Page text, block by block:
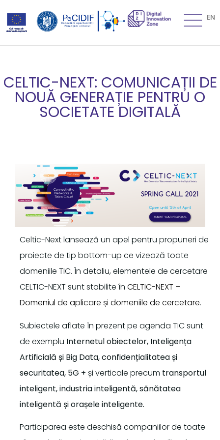
EN
CELTIC-NEXT: COMUNICAȚII DE
NOUĂ GENERAȚIE PENTRU O
SOCIETATE DIGITALĂ
Celtic-Next lansează un apel pentru propuneri de
proiecte de tip bottom-up ce vizează toate
domeniile TIC. În detaliu, elementele de cercetare
CELTIC-NEXT sunt stabilite în CELTIC-NEXT –
Domeniul de aplicare și domeniile de cercetare.
Subiectele aflate în prezent pe agenda TIC sunt
de exemplu Internetul obiectelor, Inteligența
Artificială și Big Data, confidențialitatea și
securitatea, 5G + și verticale precum transportul
inteligent, industria inteligentă, sănătatea
inteligentă și orașele inteligente.
Participarea este deschisă companiilor de toate